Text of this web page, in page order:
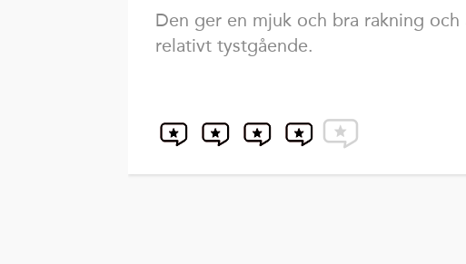
Den ger en mjuk och bra rakning och
relativt tystgående.